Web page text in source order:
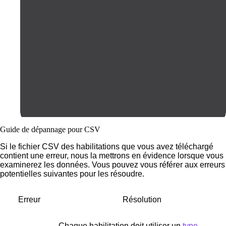
Guide de dépannage pour CSV
Si le fichier CSV des habilitations que vous avez téléchargé
contient une erreur, nous la mettrons en évidence lorsque vous
examinerez les données. Vous pouvez vous référer aux erreurs
potentielles suivantes pour les résoudre.
Erreur Résolution